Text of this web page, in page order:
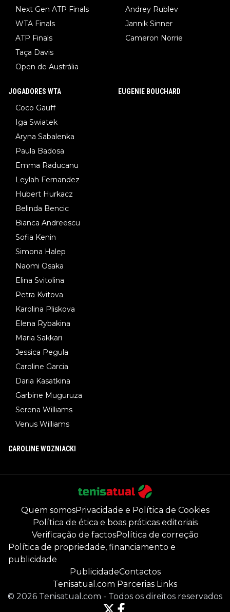
Next Gen ATP Finals
WTA Finals
ATP Finals
Taça Davis
Open de Austrália
Andrey Rublev
Jannik Sinner
Cameron Norrie
JOGADORES WTA
Coco Gauff
Iga Swiatek
Aryna Sabalenka
Paula Badosa
Emma Raducanu
Leylah Fernandez
Hubert Hurkacz
Belinda Bencic
Bianca Andreescu
Sofia Kenin
Simona Halep
Naomi Osaka
Elina Svitolina
Petra Kvitova
Karolina Pliskova
Elena Rybakina
Maria Sakkari
Jessica Pegula
Caroline Garcia
Daria Kasatkina
Garbine Muguruza
Serena Williams
Venus Williams
EUGENIE BOUCHARD
CAROLINE WOZNIACKI
Quem somosPrivacidade e Política de Cookies
Política de ética e boas práticas editoriais
Verificação de factosPolítica de correção
Política de propriedade, financiamento e
publicidade
PublicidadeContactos
Tenisatual.com Parcerias Links
© 2026 Tenisatual.com - Todos os direitos reservados